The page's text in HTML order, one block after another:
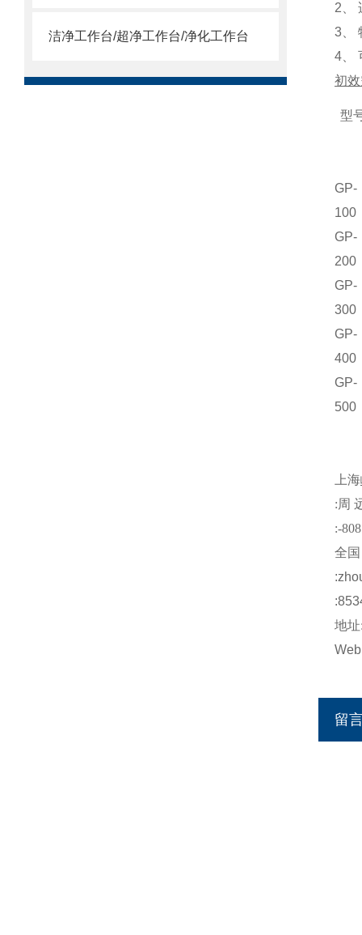
洁净工作台/超净工作台/净化工作台
2
3
4
初
型
GP-
100
GP-
200
GP-
300
GP-
400
GP-
500
上海
:周
:-808
全
:
地址
留